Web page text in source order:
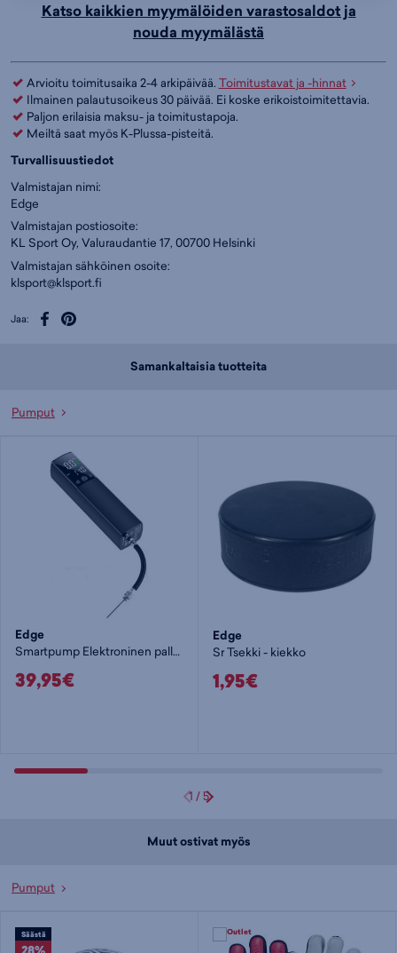
Katso kaikkien myymälöiden varastosaldot ja
nouda myymälästä
Arvioitu toimitusaika 2-4 arkipäivää. Toimitustavat ja -hinnat
Ilmainen palautusoikeus 30 päivää. Ei koske erikoistoimitettavia.
Paljon erilaisia maksu- ja toimitustapoja.
Meiltä saat myös K-Plussa-pisteitä.
Turvallisuustiedot
Valmistajan nimi:
Edge
Valmistajan postiosoite:
KL Sport Oy, Valuraudantie 17, 00700 Helsinki
Valmistajan sähköinen osoite:
klsport@klsport.fi
Jaa:
Samankaltaisia tuotteita
Pumput
Edge
Smartpump Elektroninen pallopumppu
39,95€
Edge
Sr Tsekki - kiekko
1,95€
1 /5
Muut ostivat myös
Pumput
Säästä